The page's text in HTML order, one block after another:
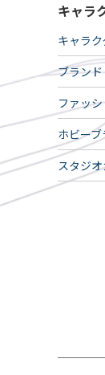
キャラ
キャラク
ブラン
ファッ
ホビー
スタジ